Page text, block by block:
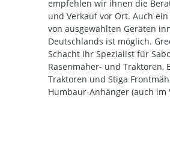
empfehlen wir ihnen die
und Verkauf vor Ort. Auch ein
von ausgewählten Geräten
Deutschlands ist möglich.
Schacht Ihr Spezialist für
Rasenmäher- und Traktoren,
Traktoren und Stiga
Humbaur-Anhänger (auch im